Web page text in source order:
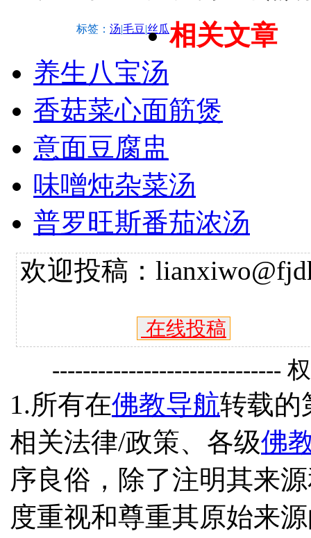
标签： 汤|毛豆|丝瓜相关文章
养生八宝汤
香菇菜心面筋煲
意面豆腐盅
味噌炖杂菜汤
普罗旺斯番茄浓汤
欢迎投稿：
在线投稿
------------------------------
1.所有在佛教导航转载的
相关法律/政策、各级佛
序良俗，除了注明其来
度重视和尊重其原始来